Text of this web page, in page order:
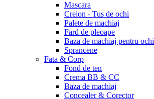
Mascara
Creion - Tus de ochi
Palete de machiaj
Fard de pleoape
Baza de machiaj pentru ochi
Sprancene
Fata & Corp
Fond de ten
Crema BB & CC
Baza de machiaj
Concealer & Corector